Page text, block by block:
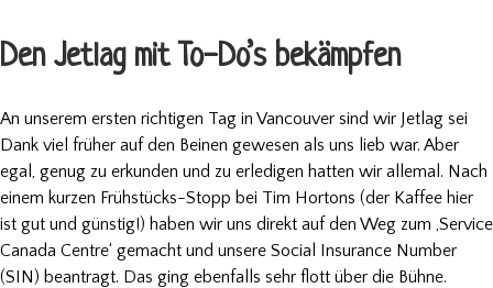
Den Jetlag mit To-Do’s bekämpfen
An unserem ersten richtigen Tag in Vancouver sind wir Jetlag sei
Dank viel früher auf den Beinen gewesen als uns lieb war. Aber
egal, genug zu erkunden und zu erledigen hatten wir allemal. Nach
einem kurzen Frühstücks-Stopp bei Tim Hortons (der Kaffee hier
ist gut und günstig!) haben wir uns direkt auf den Weg zum ‚Service
Canada Centre‘ gemacht und unsere Social Insurance Number
(SIN) beantragt. Das ging ebenfalls sehr flott über die Bühne.